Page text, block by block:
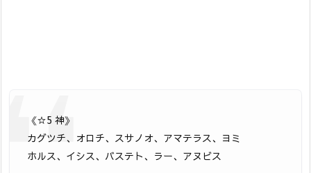
《☆5 神》
カグツチ、オロチ、スサノオ、アマテラス、ヨミ
ホルス、イシス、バステト、ラー、アヌビス